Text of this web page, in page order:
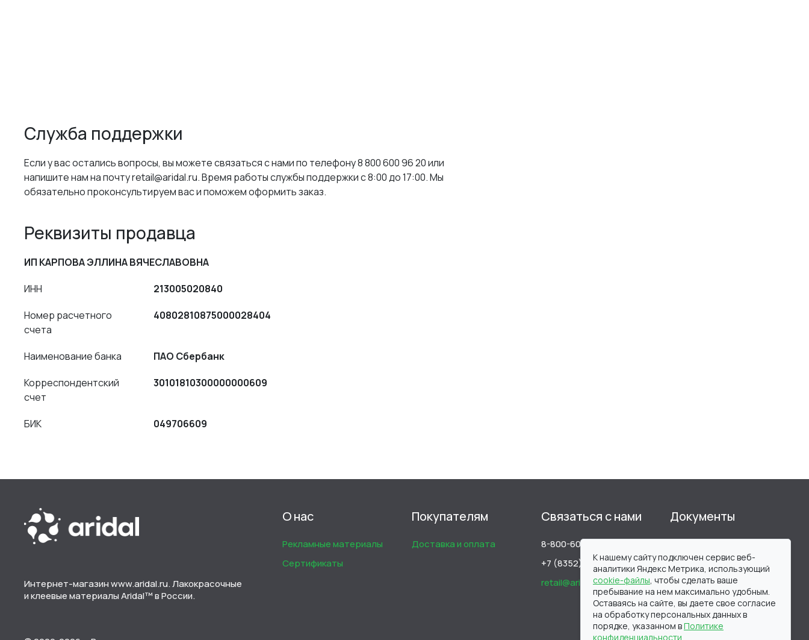
Служба поддержки
Если у вас остались вопросы, вы можете связаться с нами по телефону 8 800 600 96 20 или
напишите нам на почту retail@aridal.ru. Время работы службы поддержки с 8:00 до 17:00. Мы
обязательно проконсультируем вас и поможем оформить заказ.
Реквизиты продавца
ИП КАРПОВА ЭЛЛИНА ВЯЧЕСЛАВОВНА
ИНН
213005020840
Номер расчетного
счета
40802810875000028404
Наименование банка
ПАО Сбербанк
Корреспондентский
счет
30101810300000000609
БИК 049706609
Интернет-магазин www.aridal.ru. Лакокрасочные
и клеевые материалы Aridal™ в России.
О нас
Рекламные материалы
Сертификаты
Покупателям
Доставка и оплата
Связаться с нами
8-800-600-96-20
+7 (8352) 22 66 20
retail@aridal.ru
Документы
Пользовательское
соглашение
Политика
конфиденциальности
Юридическая
К нашему сайту подключен сервис веб-
аналитики Яндекс Метрика, использующий
cookie-файлы, чтобы сделать ваше
пребывание на нем максимально удобным.
Оставаясь на сайте, вы даете свое согласие
на обработку персональных данных в
порядке, указанном вПолитике
конфиденциальности